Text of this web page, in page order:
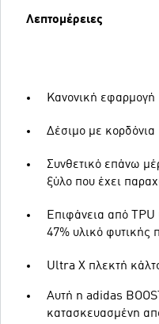
Λεπτομέρειες
Κανονική εφαρμογή
Δέσιμο με κορδόνια
Συνθετικό επάνω
ξύλο που έχει
Επιφάνεια από TPU
47% υλικό φυτικής
Ultra X πλεκτή
Αυτή η adidas
κατασκευασμένη